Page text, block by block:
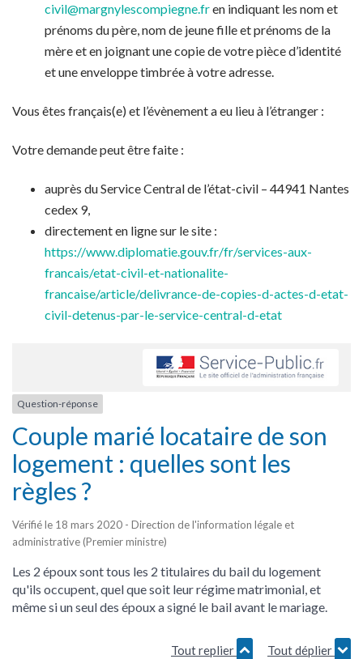
civil@margnylescompiegne.fren indiquant les nom et
prénoms du père, nom de jeune fille et prénoms de la
mère et en joignant une copie de votre pièce d’identité
et une enveloppe timbrée à votre adresse.
Vous êtes français(e) et l’évènement a eu lieu à l’étranger :
Votre demande peut être faite :
auprès du Service Central de l’état-civil – 44941 Nantes
cedex 9,
directement en ligne sur le site :
https://www.diplomatie.gouv.fr/fr/services-aux-
francais/etat-civil-et-nationalite-
francaise/article/delivrance-de-copies-d-actes-d-etat-
civil-detenus-par-le-service-central-d-etat
Question-réponse
Couple marié locataire de son
logement : quelles sont les
règles ?
Vérifié le 18 mars 2020 - Direction de l'information légale et
administrative (Premier ministre)
Les 2 époux sont tous les 2 titulaires du bail du logement
qu'ils occupent, quel que soit leur régime matrimonial, et
même si un seul des époux a signé le bail avant le mariage.
Tout replier Tout déplier